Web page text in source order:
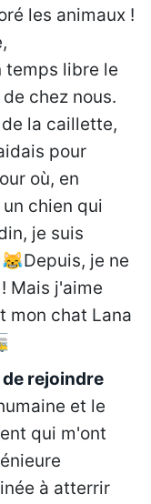
les animaux !
temps libre le
chez nous.
la caillette,
pour
où, en
chien qui
je suis
je ne
Mais j'aime
mon chat Lana
de rejoindre
et le
qui m'ont
à atterrir